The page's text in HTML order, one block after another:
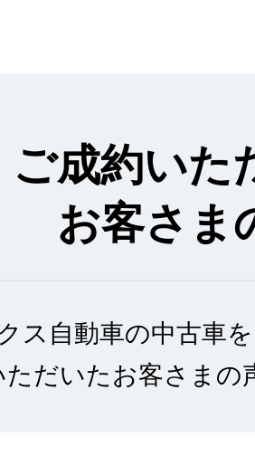
ご成約いた
お客さま
ス自動車の中古車
ただいたお客さまの